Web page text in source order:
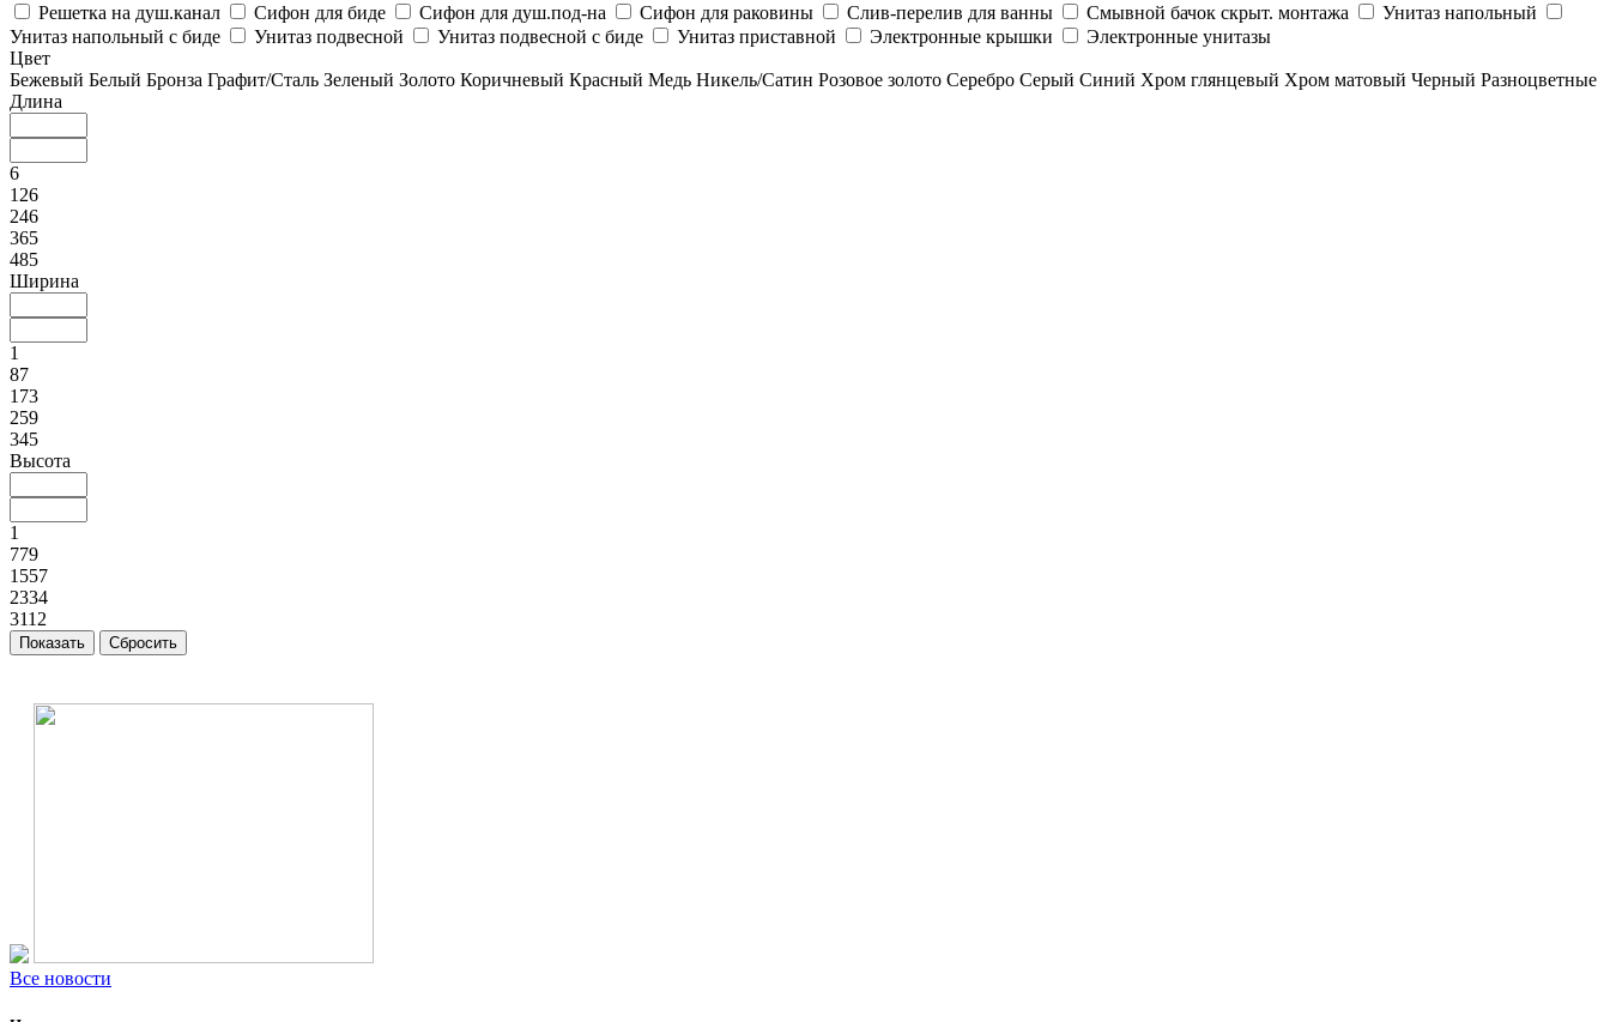
Решетка на душ.канал
Сифон для биде Сифон для душ.под-на Сифон для раковины Слив-перелив для ванны Смывной бачок скрыт. монтажа
Унитаз напольный
Унитаз напольный с биде
Унитаз подвесной Унитаз подвесной с биде Унитаз приставной Электронные крышки
Электронные унитазы
Цвет
Бежевый Белый Бронза Графит/Сталь Зеленый Золото Коричневый Красный Медь Никель/Сатин Розовое золото Серебро Серый Синий Хром глянцевый Хром матовый Черный Разноцветные
Длина
6
126
246
365
485
Ширина
1
87
173
259
345
Высота
1
779
1557
2334
3112
Все новости